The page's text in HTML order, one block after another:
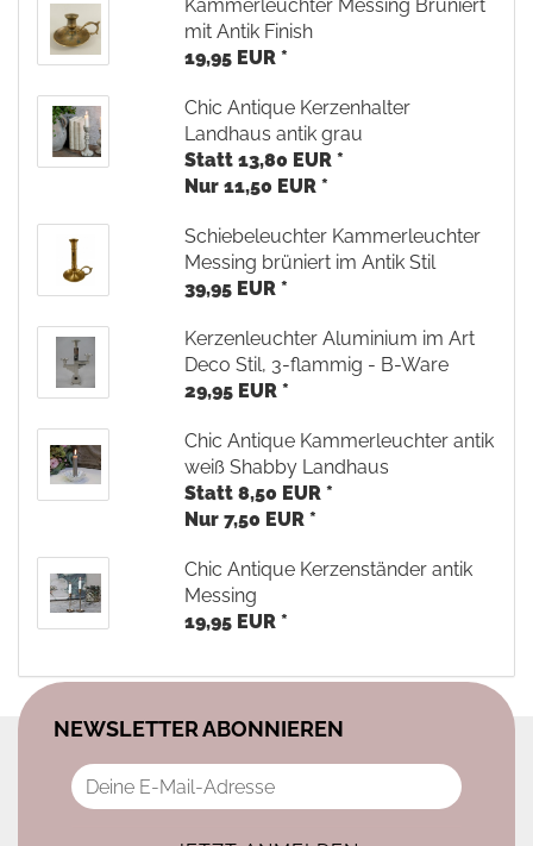
Kammerleuchter Messing Brüniert
mit Antik Finish
19,95 EUR *
Chic Antique Kerzenhalter
Landhaus antik grau
Statt 13,80 EUR *
Nur 11,50 EUR *
Schiebeleuchter Kammerleuchter
Messing brüniert im Antik Stil
39,95 EUR *
Kerzenleuchter Aluminium im Art
Deco Stil, 3-flammig - B-Ware
29,95 EUR *
Chic Antique Kammerleuchter antik
weiß Shabby Landhaus
Statt 8,50 EUR *
Nur 7,50 EUR *
Chic Antique Kerzenständer antik
Messing
19,95 EUR *
NEWSLETTER ABONNIEREN